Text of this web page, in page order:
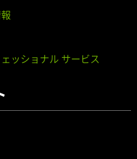
ッショナル サービス